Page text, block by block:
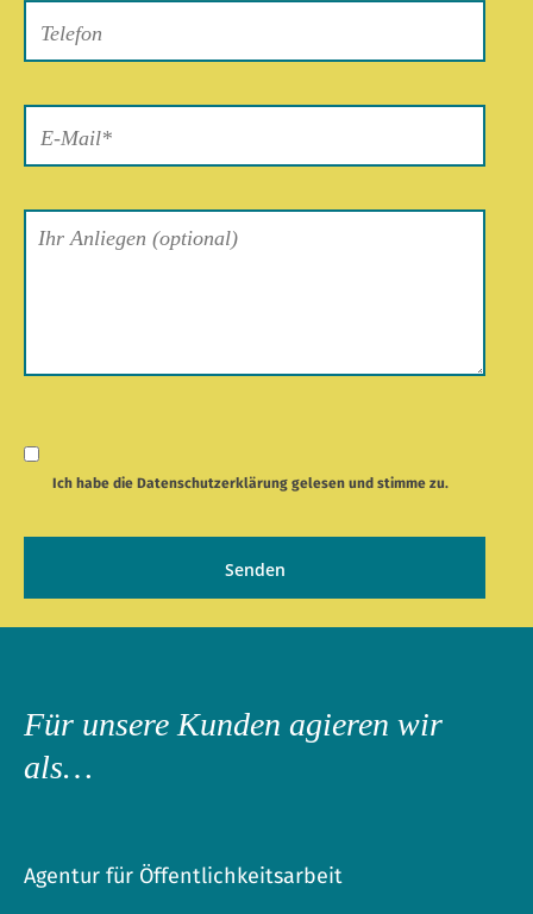
leer.
Ich habe dieDatenschutzerklärung gelesen und stimme zu.
Für unsere Kunden agieren wir
als…
Agentur für Öffentlichkeitsarbeit